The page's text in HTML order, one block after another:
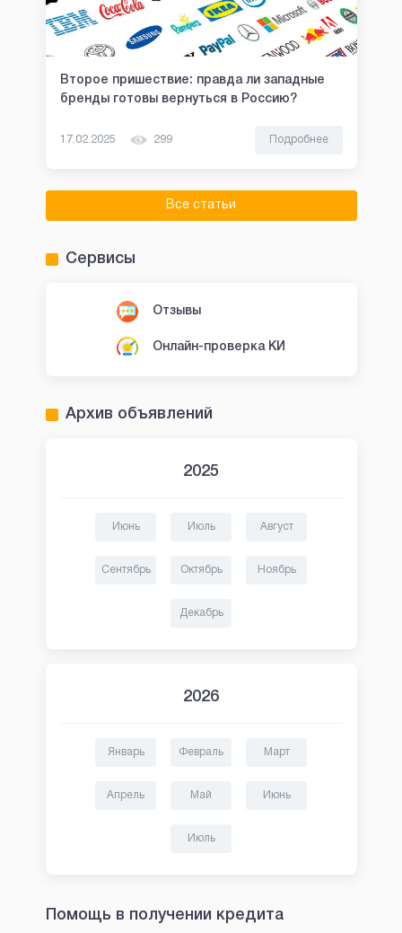
Второе пришествие: правда ли западные
бренды готовы вернуться в Россию?
17.02.2025 299 Подробнее
Все статьи
Сервисы
Отзывы
Онлайн-проверка КИ
Архив объявлений
2025
Июнь Июль Август
Сентябрь Октябрь Ноябрь
Декабрь
2026
Январь Февраль Март
Апрель Май Июнь
Июль
Помощь в получении кредита